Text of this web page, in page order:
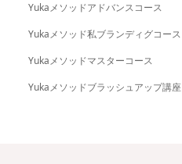
Yukaメソッドアドバンスコース
Yukaメソッド私ブランディグコース
Yukaメソッドマスターコース
Yukaメソッドブラッシュアップ講座